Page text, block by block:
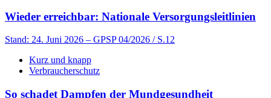
Wieder erreichbar: Nationale Versorgungsleitlinien
Stand: 24. Juni 2026 – GPSP 04/2026 / S.12
Kurz und knapp
Verbraucherschutz
So schadet Dampfen der Mundgesundheit